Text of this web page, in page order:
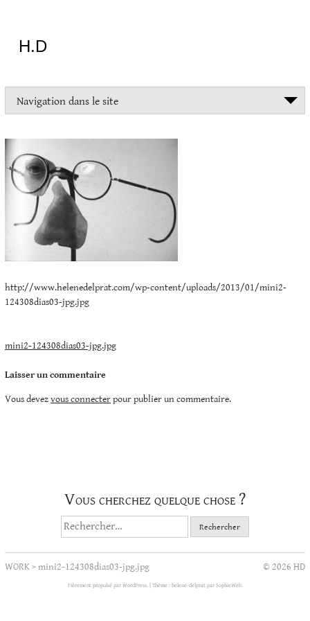
H.D
on
devrait
tout
essayer
l'inceste
Christopher
Lee
Navigation dans le site
mini2-
124308dias03-
jpg.jpg
http://www.helenedelprat.com/wp-content/uploads/2013/01/mini2-
124308dias03-jpg.jpg
Navigation
l’article
mini2-124308dias03-jpg.jpg
Laisser un commentaire
Vous devezvous connecterpour publier un commentaire.
Vous cherchez quelque chose ?
Rechercher :
WORK>mini2-124308dias03-jpg.jpg © 2026 HD
Fièrement propulsé par WordPress. Thème : helene-delprat par SophieWeb.